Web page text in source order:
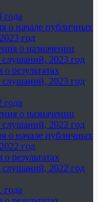
года
о начале публичных
год
о назначении
2023 год
результатах
2023 год
года
о назначении
2022 год
о начале публичных
год
результатах
2022 год
года